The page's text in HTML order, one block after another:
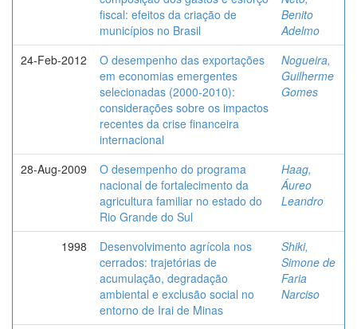
fiscal: efeitos da criação de
municípios no Brasil
Benito
Adelmo
24-Feb-2012
O desempenho das exportações
em economias emergentes
selecionadas (2000-2010):
considerações sobre os impactos
recentes da crise financeira
internacional
Nogueira,
Guilherme
Gomes
28-Aug-2009
O desempenho do programa
nacional de fortalecimento da
agricultura familiar no estado do
Rio Grande do Sul
Haag,
Áureo
Leandro
1998
Desenvolvimento agrícola nos
cerrados: trajetórias de
acumulação, degradação
ambiental e exclusão social no
entorno de Irai de Minas
Shiki,
Simone de
Faria
Narciso